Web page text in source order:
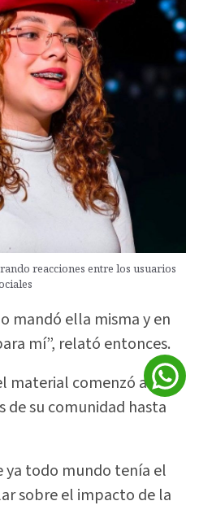
reacciones entre los usuarios
mandó ella misma y en
mí”, relató entonces.
material comenzó a
de su comunidad hasta
ya todo mundo tenía el
sobre el impacto de la